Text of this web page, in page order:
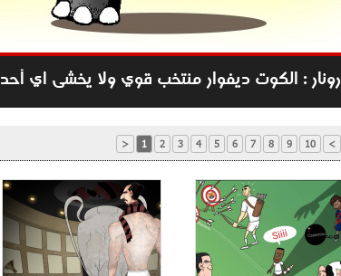
رونار : الكوت ديفوار منتخب قوي ولا يخشى اي أحد
< 1 2 3 4 5 6 7 8 9 10 >